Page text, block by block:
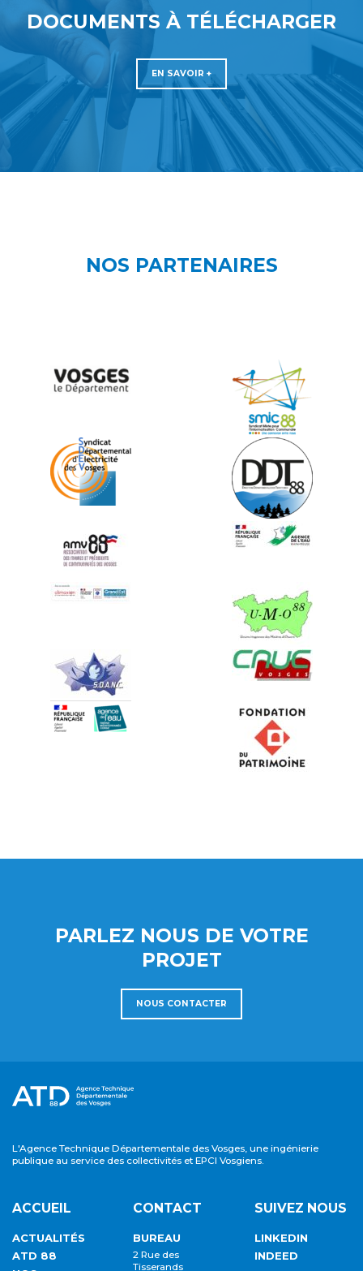
DOCUMENTS À TÉLÉCHARGER
EN SAVOIR +
NOS PARTENAIRES
PARLEZ NOUS DE VOTRE
PROJET
NOUS CONTACTER
L'Agence Technique Départementale des Vosges, une ingénierie
publique au service des collectivités et EPCI Vosgiens.
ACCUEIL
ACTUALITÉS
ATD 88
CONTACT
BUREAU
2 Rue des
Tisserands
SUIVEZ NOUS
LINKEDIN
INDEED